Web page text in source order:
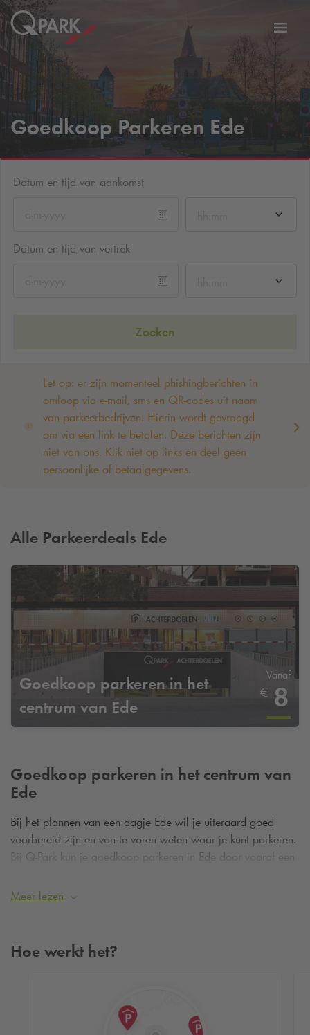
Goedkoop Parkeren Ede
Datum en tijd van aankomst
Datum en tijd van vertrek
Zoeken
Let op: er zijn momenteel phishingberichten in
omloop via e-mail, sms en QR-codes uit naam
van parkeerbedrijven. Hierin wordt gevraagd
om via een link te betalen. Deze berichten zijn
niet van ons. Klik niet op links en deel geen
persoonlijke of betaalgegevens. ‌
Alle Parkeerdeals Ede
Goedkoop parkeren in het
centrum van Ede
Vanaf
€ 8
Goedkoop parkeren in het centrum van
Ede
Bij het plannen van een dagje Ede wil je uiteraard goed
voorbereid zijn en van te voren weten waar je kunt parkeren.
Bij
Q-Park kun je goedkoop parkeren in Ede door vooraf een
je bent verzekerd van een plek in de parkeergarage. Zo kun
Het vinden van een parkeerplaats kan soms lastig zijn, vooral
Meer lezen
Hoe werkt het?